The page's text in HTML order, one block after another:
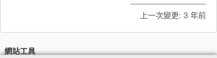
上一次變更: 3 年前
網站工具